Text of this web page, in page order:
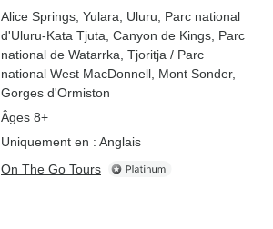
Alice Springs , Yulara , Uluru , Parc national
d'Uluru-Kata Tjuta , Canyon de Kings , Parc
national de Watarrka , Tjoritja / Parc
national West MacDonnell , Mont Sonder,
Gorges d'Ormiston
Âges 8+
Uniquement en : Anglais
On The Go Tours